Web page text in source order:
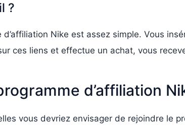
?
Nike est assez simple. Vous
ces liens et effectue un achat, vous
d’affiliation
vous devriez envisager de rejoindre le